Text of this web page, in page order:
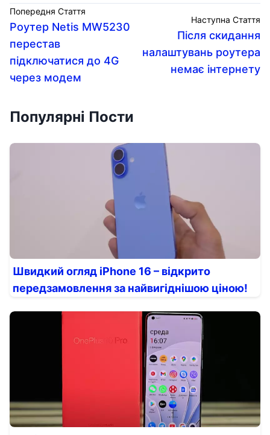
Попередня Стаття
Роутер Netis MW5230
перестав
підключатися до 4G
через модем
Наступна Стаття
Після скидання
налаштувань роутера
немає інтернету
Популярні Пости
Швидкий огляд iPhone 16 – відкрито
передзамовлення за найвигіднішою ціною!